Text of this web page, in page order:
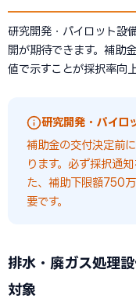
研究開発・パイロット設
開が期待できます。補助
値で示すことが採択率向
研究開発・パイロ
補助金の交付決定前
ります。必ず採択通
た、補助下限額750
要です。
排水・廃ガス処理
対象